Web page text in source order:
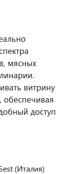
мясных
витрину
обеспечивая
доступ
(Италия)